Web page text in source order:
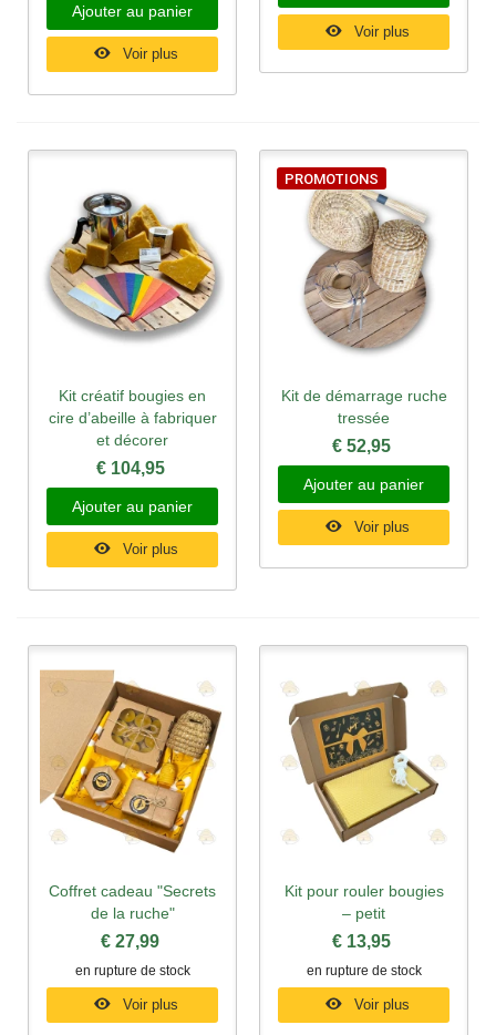
Ajouter au panier
Voir plus
Voir plus
Kit créatif bougies en
cire d’abeille à fabriquer
et décorer
€ 104,95
Ajouter au panier
Voir plus
PROMOTIONS
Kit de démarrage ruche
tressée
€ 52,95
Ajouter au panier
Voir plus
Coffret cadeau "Secrets
de la ruche"
€ 27,99
en rupture de stock
Voir plus
Kit pour rouler bougies
– petit
€ 13,95
en rupture de stock
Voir plus